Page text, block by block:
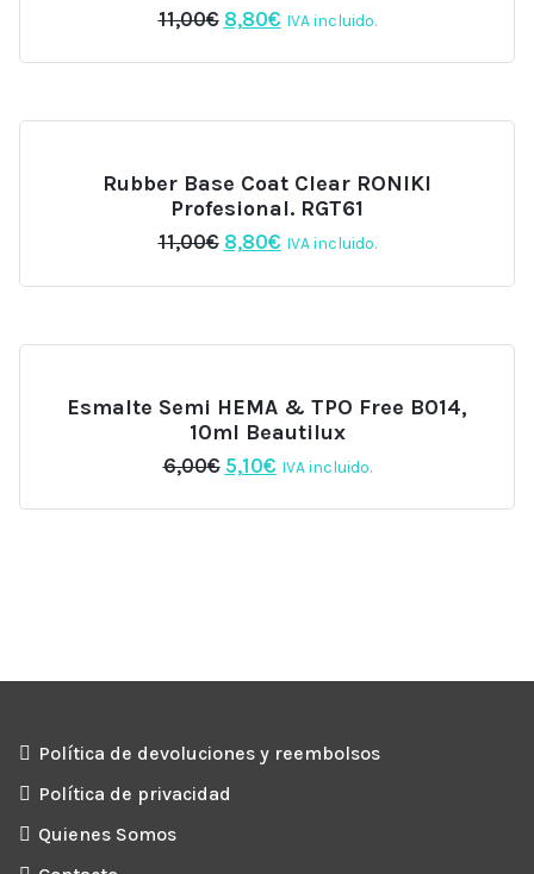
11,00€ El
original
8,80€El
actual
IVA incluido.
Rubber Base Coat Clear RONIKI
Profesional. RGT61
11,00€ El
original
8,80€El
actual
IVA incluido.
Esmalte Semi HEMA & TPO Free B014,
10ml Beautilux
6,00€ El
original
5,10€El
actual
IVA incluido.
Política de devoluciones y reembolsos
Política de privacidad
Quienes Somos